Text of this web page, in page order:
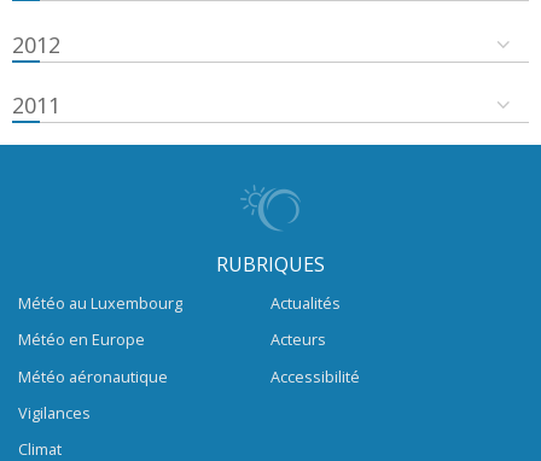
2012
2011
RUBRIQUES
Météo au Luxembourg
Météo en Europe
Météo aéronautique
Vigilances
Climat
Actualités
Acteurs
Accessibilité